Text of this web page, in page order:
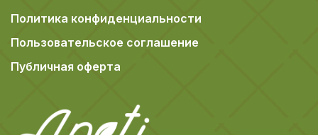
Политика конфиденциальности
Пользовательское соглашение
Публичная оферта